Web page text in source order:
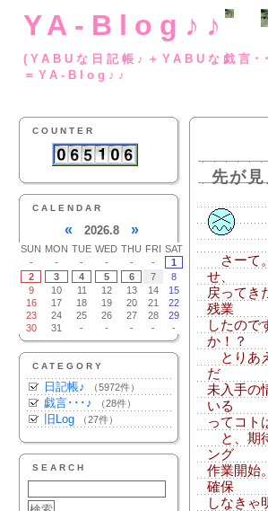
YA-Blog♪♪
(YABUな日記帳♪
＝YA-Blog♪♪
COUNTER
CALENDAR
« 2026.8 »
SUN MON TUE WED THU FRI SAT
-
- - - - -
1
2
3 4 5 6 7
8
9
10 11 12 13 14
15
16
17 18 19 20 21
22
23
24 25 26 27 28
29
30
31 - - - - -
CATEGORY
日記帳♪ （5972件）
戯言･･･♪ （28件）
旧Log （27件）
SEARCH
先が
さーて
せ、
戻ってき
残業
したので
か！？
とりあ
だ
未入手の
いる
ってコト
と、期
ング
作業開始
確保
しなきゃ